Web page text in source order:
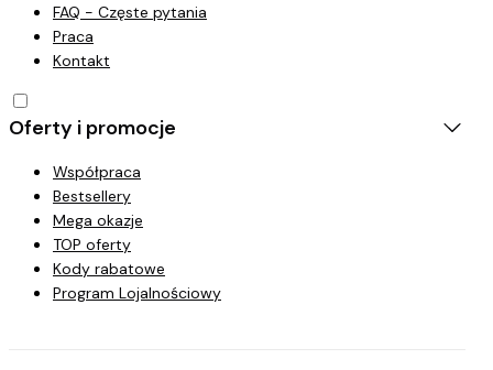
FAQ - Częste pytania
Praca
Kontakt
Oferty i promocje
Współpraca
Bestsellery
Mega okazje
TOP oferty
Kody rabatowe
Program Lojalnościowy